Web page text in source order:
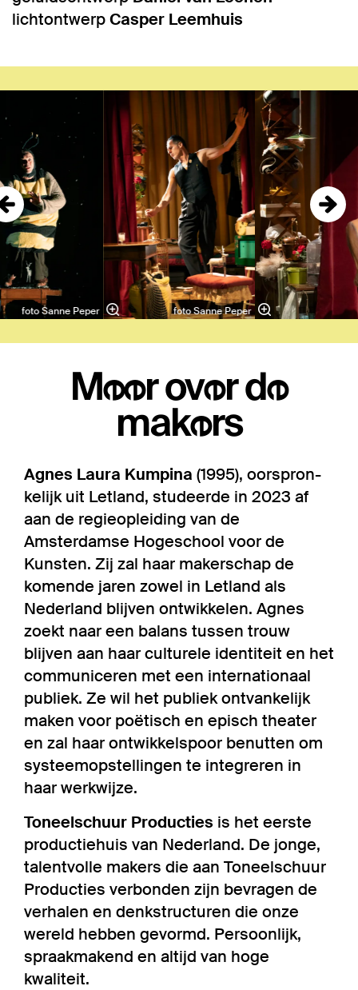
lichtontwerpCasper Leemhuis
foto Sanne Peper foto Sanne Peper
Meer over de
makers
Agnes Laura Kumpina (1995), oorspron­
ke­lijk uit Letland, studeerde in 2023 af
aan de regie­op­lei­ding van de
Amsterdamse Hogeschool voor de
Kunsten. Zij zal haar makerschap de
komende jaren zowel in Letland als
Nederland blijven ontwikkelen. Agnes
zoekt naar een balans tussen trouw
blijven aan haar culturele identiteit en het
commu­ni­ceren met een inter­na­ti­o­naal
publiek. Ze wil het publiek ontvan­ke­lijk
maken voor poëtisch en episch theater
en zal haar ontwik­kel­spoor benutten om
systeem­opstel­lingen te integreren in
haar werkwijze.
Toneel­schuur Producties is het eerste
produc­tie­huis van Nederland. De jonge,
talentvolle makers die aan Toneel­schuur
Producties verbonden zijn bevragen de
verhalen en denk­struc­turen die onze
wereld hebben gevormd. Persoonlijk,
spraak­ma­kend en altijd van hoge
kwaliteit.